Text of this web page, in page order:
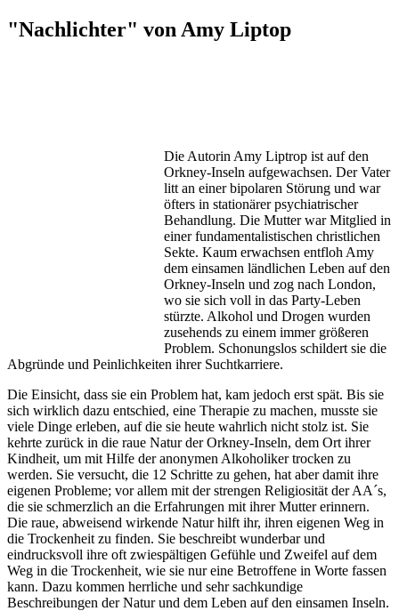
"Nachlichter" von Amy Liptop
Die Autorin Amy Liptrop ist auf den
Orkney-Inseln aufgewachsen. Der Vater
litt an einer bipolaren Störung und war
öfters in stationärer psychiatrischer
Behandlung. Die Mutter war Mitglied in
einer fundamentalistischen christlichen
Sekte. Kaum erwachsen entfloh Amy
dem einsamen ländlichen Leben auf den
Orkney-Inseln und zog nach London,
wo sie sich voll in das Party-Leben
stürzte. Alkohol und Drogen wurden
zusehends zu einem immer größeren
Problem. Schonungslos schildert sie die
Abgründe und Peinlichkeiten ihrer Suchtkarriere.
Die Einsicht, dass sie ein Problem hat, kam jedoch erst spät. Bis sie
sich wirklich dazu entschied, eine Therapie zu machen, musste sie
viele Dinge erleben, auf die sie heute wahrlich nicht stolz ist. Sie
kehrte zurück in die raue Natur der Orkney-Inseln, dem Ort ihrer
Kindheit, um mit Hilfe der anonymen Alkoholiker trocken zu
werden. Sie versucht, die 12 Schritte zu gehen, hat aber damit ihre
eigenen Probleme; vor allem mit der strengen Religiosität der AA´s,
die sie schmerzlich an die Erfahrungen mit ihrer Mutter erinnern.
Die raue, abweisend wirkende Natur hilft ihr, ihren eigenen Weg in
die Trockenheit zu finden. Sie beschreibt wunderbar und
eindrucksvoll ihre oft zwiespältigen Gefühle und Zweifel auf dem
Weg in die Trockenheit, wie sie nur eine Betroffene in Worte fassen
kann. Dazu kommen herrliche und sehr sachkundige
Beschreibungen der Natur und dem Leben auf den einsamen Inseln.